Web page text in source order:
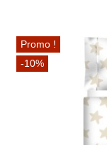
Promo !
-10%